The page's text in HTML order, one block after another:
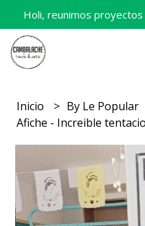
Holi, reunimos
Inicio
By Le Popular
Afiche - Increible